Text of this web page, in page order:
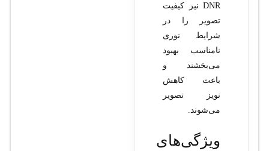
DNR نیز کیفیت
تصویر را در
شرایط نوری
نامناسب بهبود
می‌بخشند و
باعث کاهش
نویز تصویر
می‌شوند.
ویژگی‌های